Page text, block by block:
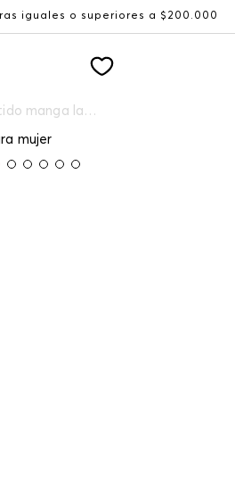
iguales o superiores a $200.000
Vestido manga larga para mujer